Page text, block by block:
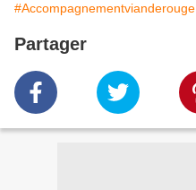
#Accompagnementvianderouge
Partager